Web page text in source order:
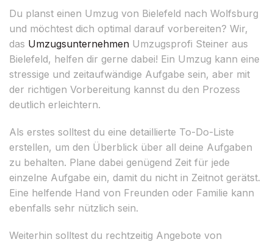
Du planst einen Umzug von Bielefeld nach Wolfsburg
und möchtest dich optimal darauf vorbereiten? Wir,
das Umzugsunternehmen Umzugsprofi Steiner aus
Bielefeld, helfen dir gerne dabei! Ein Umzug kann eine
stressige und zeitaufwändige Aufgabe sein, aber mit
der richtigen Vorbereitung kannst du den Prozess
deutlich erleichtern.
Als erstes solltest du eine detaillierte To-Do-Liste
erstellen, um den Überblick über all deine Aufgaben
zu behalten. Plane dabei genügend Zeit für jede
einzelne Aufgabe ein, damit du nicht in Zeitnot gerätst.
Eine helfende Hand von Freunden oder Familie kann
ebenfalls sehr nützlich sein.
Weiterhin solltest du rechtzeitig Angebote von